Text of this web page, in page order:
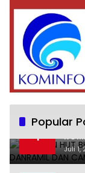
Popular
1
Juli 1,